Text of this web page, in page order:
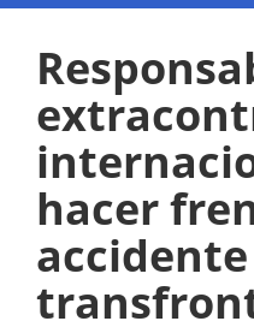
hacer